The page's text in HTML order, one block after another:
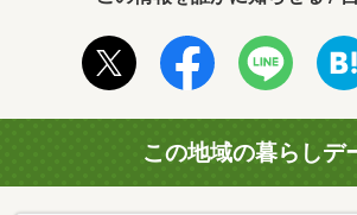
この地域の暮らしデ